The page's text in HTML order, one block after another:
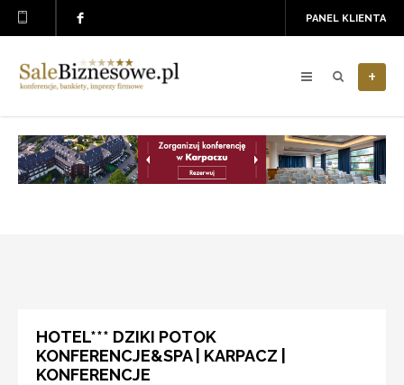
PANEL KLIENTA
+
HOTEL*** DZIKI POTOK
KONFERENCJE&SPA | KARPACZ |
KONFERENCJE